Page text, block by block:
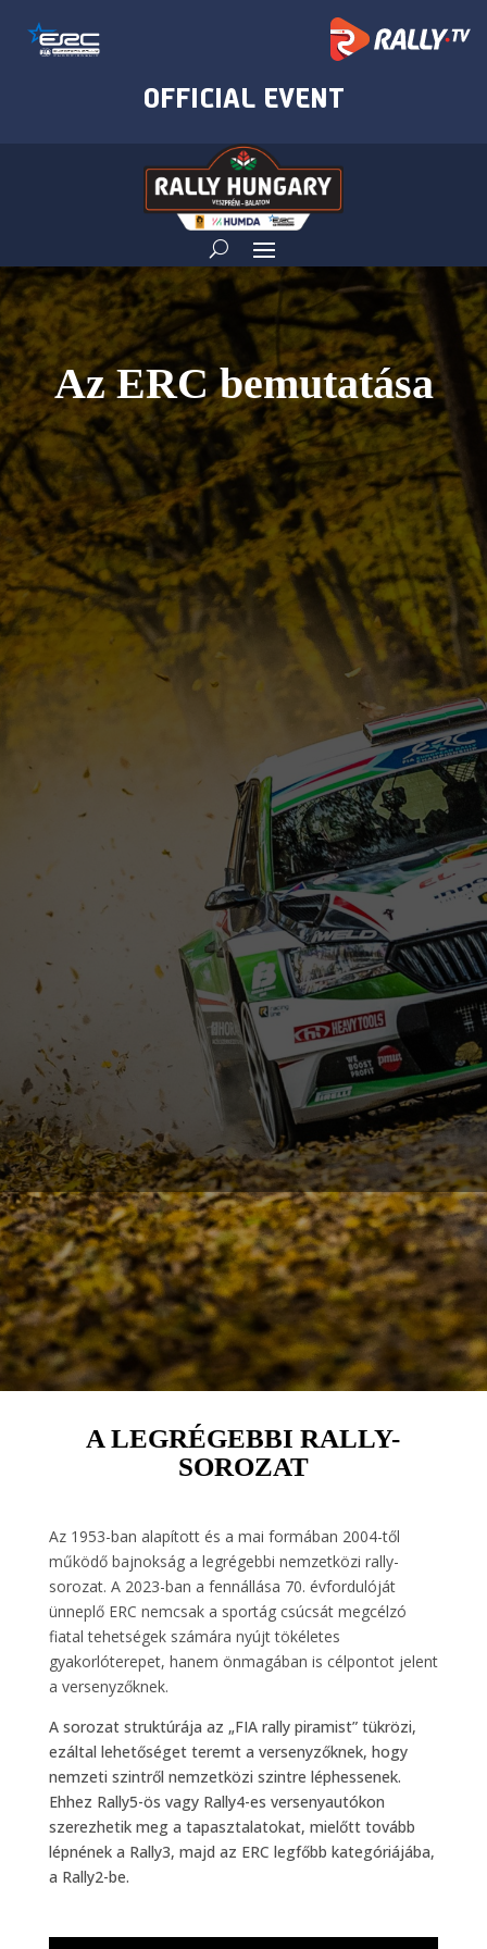
Az ERC bemutatása
A LEGRÉGEBBI RALLY-
SOROZAT
Az 1953-ban alapított és a mai formában 2004-től
működő bajnokság a legrégebbi nemzetközi rally-
sorozat. A 2023-ban a fennállása 70. évfordulóját
ünneplő ERC nemcsak a sportág csúcsát megcélzó
fiatal tehetségek számára nyújt tökéletes
gyakorlóterepet, hanem önmagában is célpontot jelent
a versenyzőknek.
A sorozat struktúrája az „FIA rally piramist” tükrözi,
ezáltal lehetőséget teremt a versenyzőknek, hogy
nemzeti szintről nemzetközi szintre léphessenek.
Ehhez Rally5-ös vagy Rally4-es versenyautókon
szerezhetik meg a tapasztalatokat, mielőtt tovább
lépnének a Rally3, majd az ERC legfőbb kategóriájába,
a Rally2-be.